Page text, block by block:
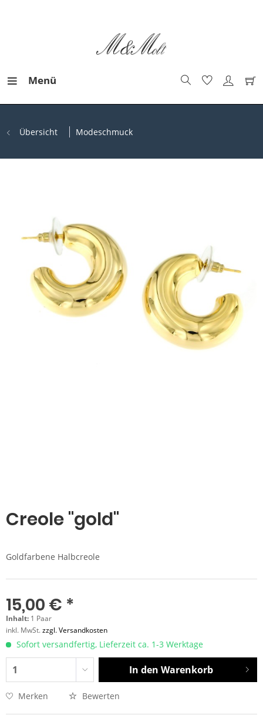
Menü
Übersicht Modeschmuck
Creole "gold"
Goldfarbene Halbcreole
15,00 € *
Inhalt: 1 Paar
inkl. MwSt.zzgl. Versandkosten
Sofort versandfertig, Lieferzeit ca. 1-3 Werktage
In den Warenkorb
Merken Bewerten